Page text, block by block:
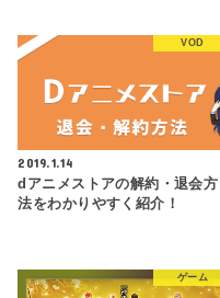
VOD
2019.1.14
dアニメストアの解約・退会方
法をわかりやすく紹介！
ゲーム